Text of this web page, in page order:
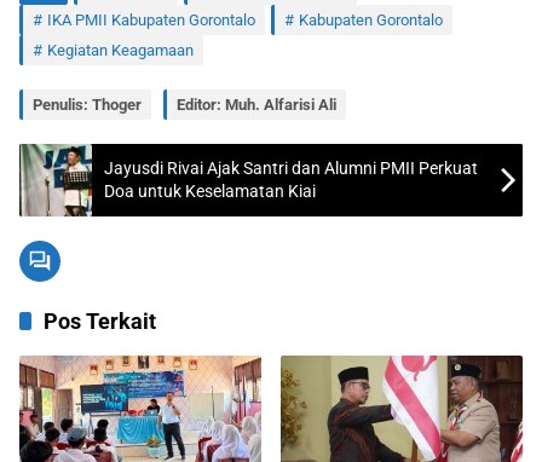
IKA PMII Kabupaten Gorontalo
Kabupaten Gorontalo
Kegiatan Keagamaan
Penulis: Thoger Editor: Muh. Alfarisi Ali
Jayusdi Rivai Ajak Santri dan Alumni PMII Perkuat
Doa untuk Keselamatan Kiai
Pos Terkait